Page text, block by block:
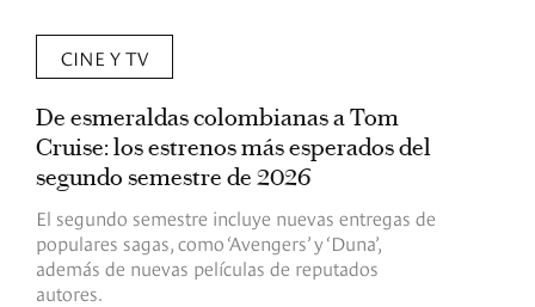
CINE Y TV
De esmeraldas colombianas a Tom
Cruise: los estrenos más esperados del
segundo semestre de 2026
El segundo semestre incluye nuevas entregas de
populares sagas, como ‘Avengers’ y ‘Duna’,
además de nuevas películas de reputados
autores.